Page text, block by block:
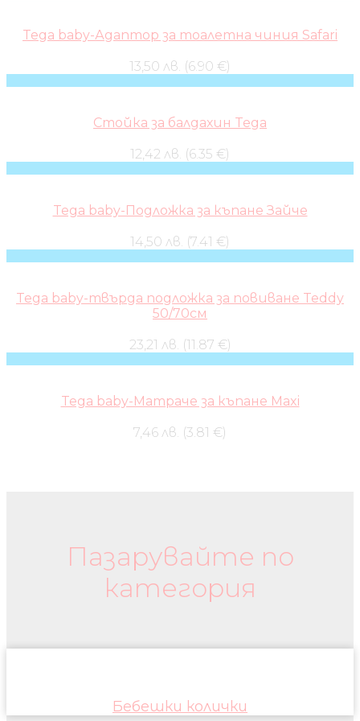
Tega baby-Адаптор за тоалетна чиния Safari
13,50 лв. (6.90 €)
Стойка за балдахин Tega
12,42 лв. (6.35 €)
Tega baby-Подложка за къпане Зайче
14,50 лв. (7.41 €)
Tega baby-твърда подложка за повиване Teddy
50/70см
23,21 лв. (11.87 €)
Tega baby-Матраче за къпане Maxi
7,46 лв. (3.81 €)
Пазарувайте по
категория
Бебешки колички